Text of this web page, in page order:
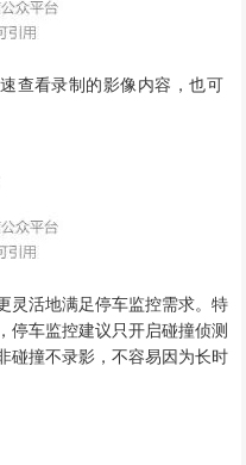
查看录制的影像内容 ，也可
灵活地满足停车监控需求。特
停车监控建议只开启碰撞侦测
碰撞不录影，不容易因为长时